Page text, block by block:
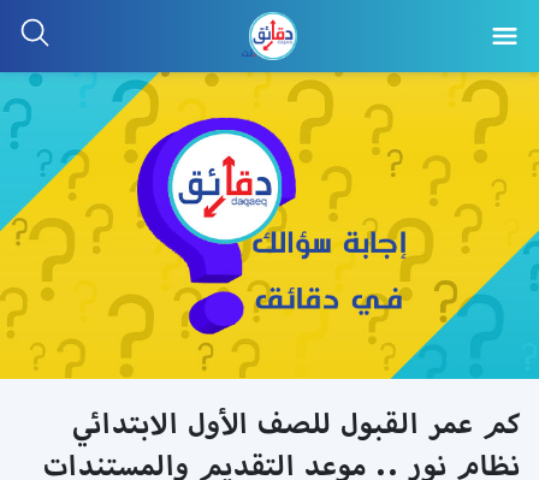
كم عمر القبول للصف الأول الابتدائي
نظام نور .. موعد التقديم والمستندات